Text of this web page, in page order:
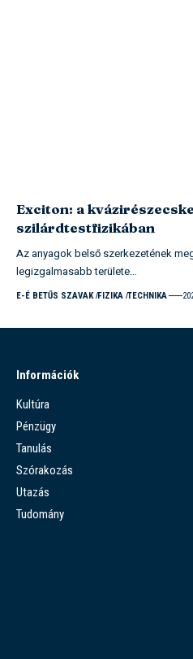
Exciton: a
szilárdtestfizikában
Az anyagok belső szerkezetének
legizgalmasabb területe…
E-É BETŰS SZAVAK FIZIKA TECHNIKA
Információk
Kultúra
Pénzügy
Tanulás
Szórakozás
Utazás
Tudomány